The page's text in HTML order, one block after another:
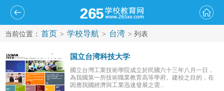
当前位置： 首页 > 学校导航 > 台湾 > 列表
国立台湾科技大学
國立台灣工業技術學院成立於民國六十三年八月一日，
為我國第一所技術職業教育高等學府。建校之目的，在
因應我國經濟與工業迅速發展之需...